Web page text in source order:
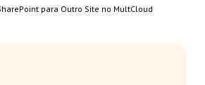
para Outro Site no MultCloud